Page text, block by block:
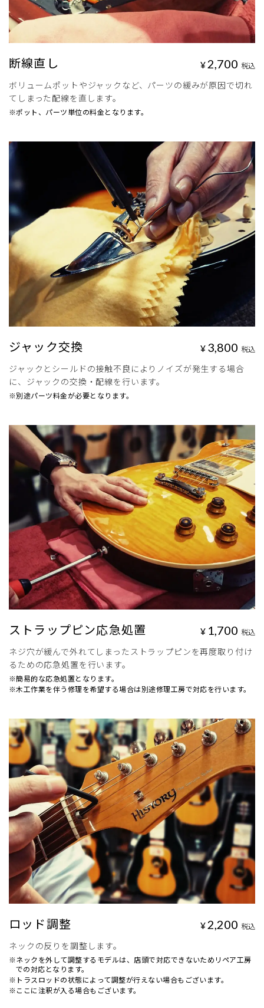
断線直し ¥ 2,700 税込
ボリュームポットやジャックなど、パーツの緩みが原因で切れ
てしまった配線を直します。
※ポット、パーツ単位の料金となります。
ジャック交換 ¥ 3,800 税込
ジャックとシールドの接触不良によりノイズが発生する場合
に、ジャックの交換・配線を行います。
※別途パーツ料金が必要となります。
ストラップピン応急処置 ¥ 1,700 税込
ネジ穴が緩んで外れてしまったストラップピンを再度取り付け
るための応急処置を行います。
※簡易的な応急処置となります。
※木工作業を伴う修理を希望する場合は別途修理工房で対応を行います。
ロッド調整 ¥ 2,200 税込
ネックの反りを調整します。
※ネックを外して調整するモデルは、店頭で対応できないためリペア工房
での対応となります。
※トラスロッドの状態によって調整が行えない場合もございます。
※ここに注釈が入る場合もございます。